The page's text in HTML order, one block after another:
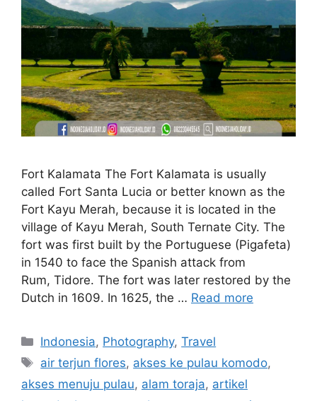
Fort Kalamata The Fort Kalamata is usually
called Fort Santa Lucia or better known as the
Fort Kayu Merah, because it is located in the
village of Kayu Merah, South Ternate City. The
fort was first built by the Portuguese (Pigafeta)
in 1540 to face the Spanish attack from
Rum, Tidore. The fort was later restored by the
Dutch in 1609. In 1625, the … Read more
Indonesia, Photography,Travel
air terjun flores, akses ke pulau komodo,
akses menuju pulau, alam toraja, artikel